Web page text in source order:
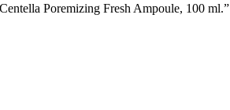
Poremizing Fresh Ampoule, 100 ml.”